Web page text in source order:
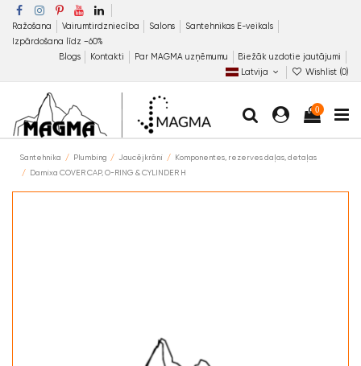
Ražošana Vairumtirdzniecība Salons
Santehnikas E-veikals
Izpārdošana līdz −60%
Blogs
Kontakti Par MAGMA uzņēmumu
Biežāk uzdotie jautājumi
Latvija
Wishlist (0)
0
Santehnika Plumbing Jaucējkrāni
Komponentes, rezerves daļas, detaļas
Damixa COVER CAP, O-RING & CYLINDER H